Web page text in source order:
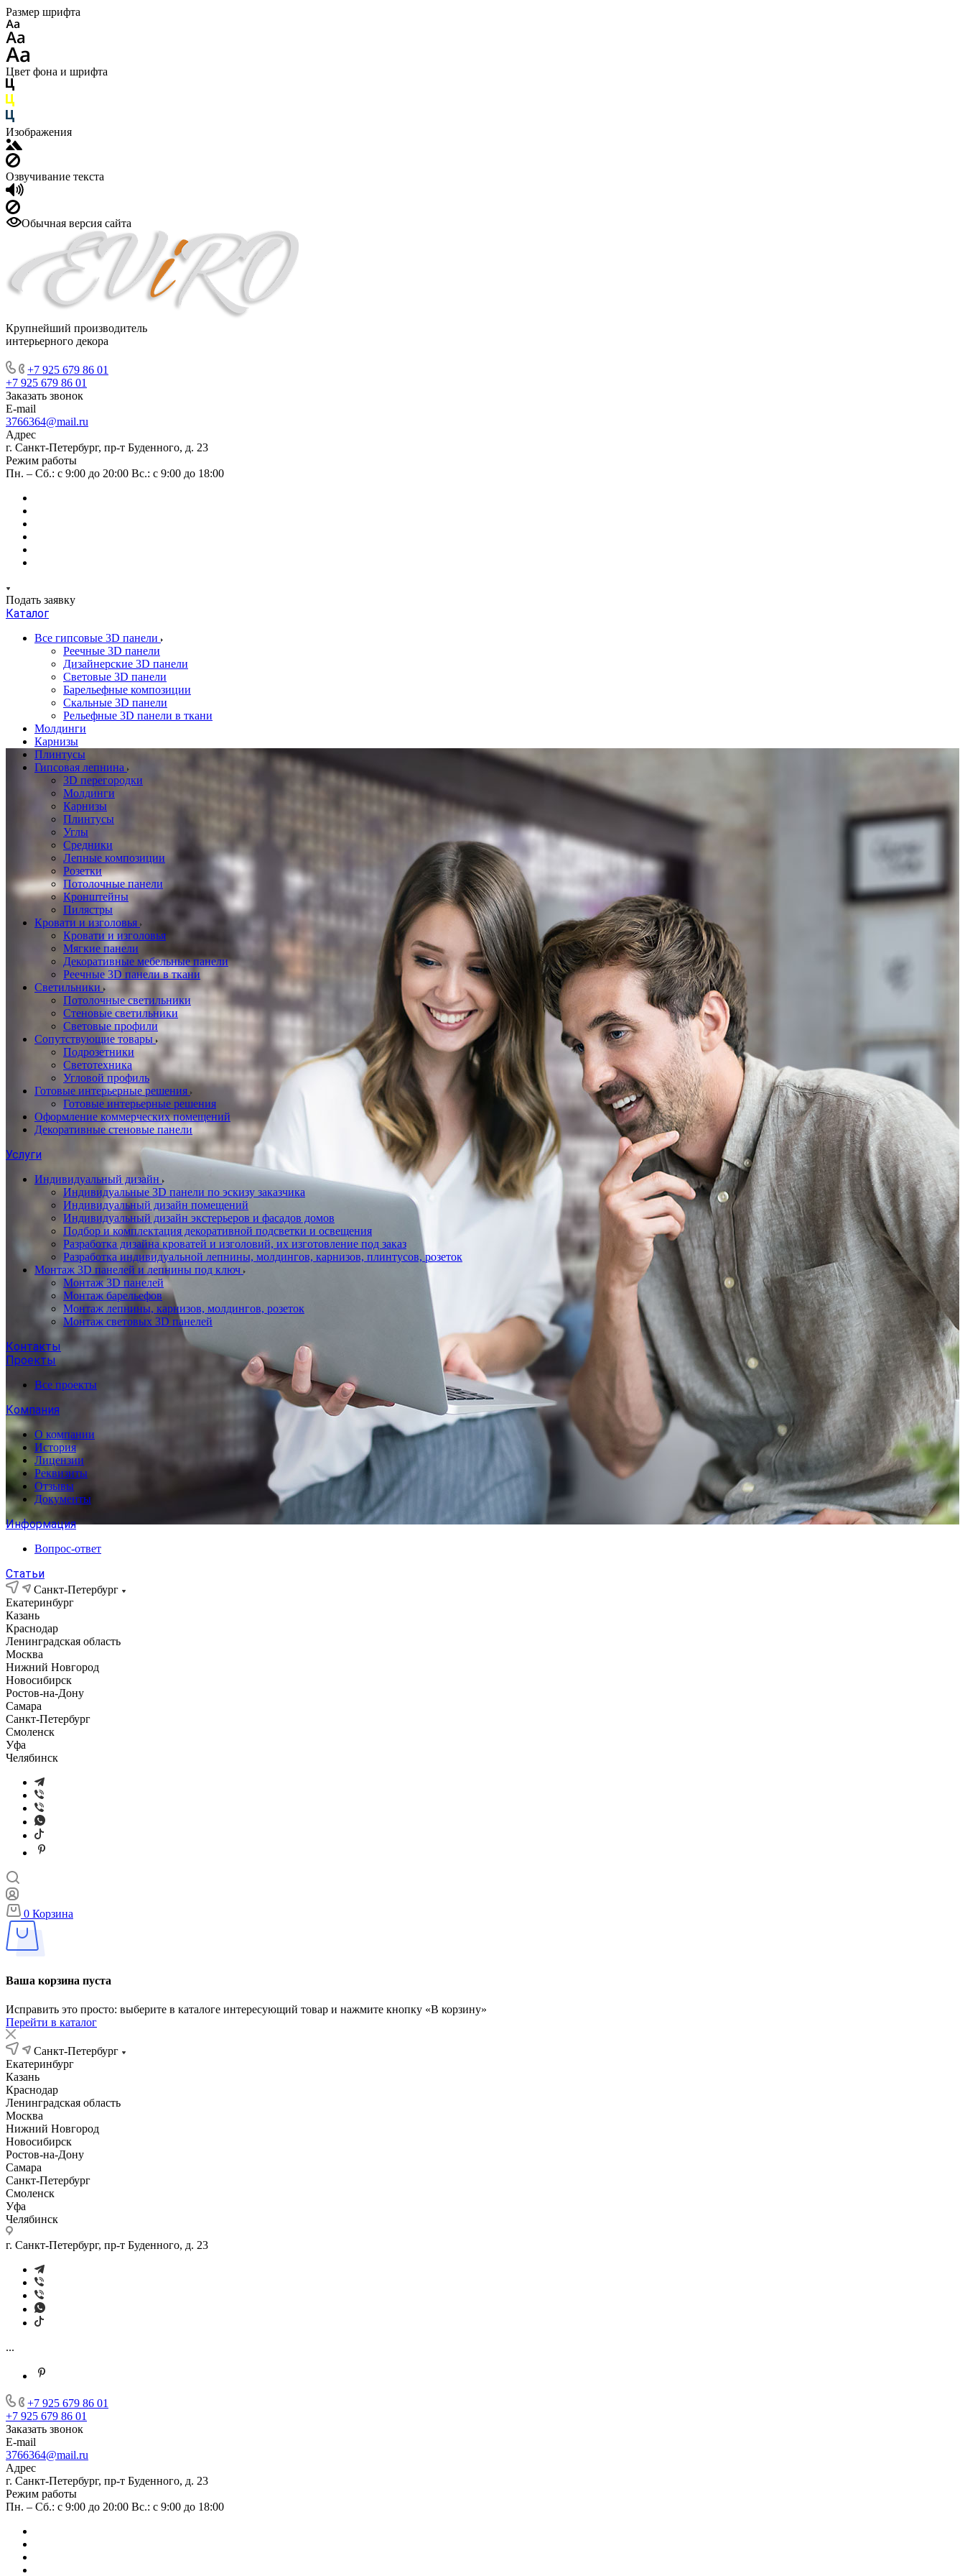
Размер шрифта
Цвет фона и шрифта
Изображения
Озвучивание текста
Обычная версия сайта
Крупнейший производитель
интерьерного декора
+7 925 679 86 01
+7 925 679 86 01
Заказать звонок
E-mail
3766364@mail.ru
Адрес
г. Санкт-Петербург, пр-т Буденного, д. 23
Режим работы
Пн. – Сб.: с 9:00 до 20:00 Вс.: с 9:00 до 18:00
Подать заявку
Каталог
Все гипсовые 3D панели
Реечные 3D панели
Дизайнерские 3D панели
Световые 3D панели
Барельефные композиции
Скальные 3D панели
Рельефные 3D панели в ткани
Молдинги
Карнизы
Плинтусы
Гипсовая лепнина
3D перегородки
Молдинги
Карнизы
Плинтусы
Углы
Средники
Лепные композиции
Розетки
Потолочные панели
Кронштейны
Пилястры
Кровати и изголовья
Кровати и изголовья
Мягкие панели
Декоративные мебельные панели
Реечные 3D панели в ткани
Светильники
Потолочные светильники
Стеновые светильники
Световые профили
Сопутствующие товары
Подрозетники
Светотехника
Угловой профиль
Готовые интерьерные решения
Готовые интерьерные решения
Оформление коммерческих помещений
Декоративные стеновые панели
Услуги
Индивидуальный дизайн
Индивидуальные 3D панели по эскизу заказчика
Индивидуальный дизайн помещений
Индивидуальный дизайн экстерьеров и фасадов домов
Подбор и комплектация декоративной подсветки и освещения
Разработка дизайна кроватей и изголовий, их изготовление под заказ
Разработка индивидуальной лепнины, молдингов, карнизов, плинтусов, розеток
Монтаж 3D панелей и лепнины под ключ
Монтаж 3D панелей
Монтаж барельефов
Монтаж лепнины, карнизов, молдингов, розеток
Монтаж световых 3D панелей
Контакты
Проекты
Все проекты
Компания
О компании
История
Лицензии
Реквизиты
Отзывы
Документы
Информация
Вопрос-ответ
Статьи
Санкт-Петербург
Екатеринбург
Казань
Краснодар
Ленинградская область
Москва
Нижний Новгород
Новосибирск
Ростов-на-Дону
Самара
Санкт-Петербург
Смоленск
Уфа
Челябинск
0 Корзина
Ваша корзина пуста
Исправить это просто: выберите в каталоге интересующий товар и нажмите кнопку «В корзину»
Перейти в каталог
Санкт-Петербург
Екатеринбург
Казань
Краснодар
Ленинградская область
Москва
Нижний Новгород
Новосибирск
Ростов-на-Дону
Самара
Санкт-Петербург
Смоленск
Уфа
Челябинск
г. Санкт-Петербург, пр-т Буденного, д. 23
...
+7 925 679 86 01
+7 925 679 86 01
Заказать звонок
E-mail
3766364@mail.ru
Адрес
г. Санкт-Петербург, пр-т Буденного, д. 23
Режим работы
Пн. – Сб.: с 9:00 до 20:00 Вс.: с 9:00 до 18:00